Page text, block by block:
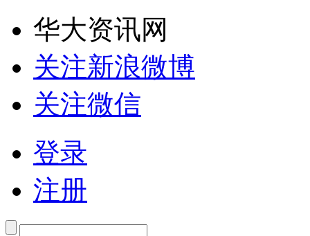
华大资讯网
关注新浪微博
关注微信
登录
注册